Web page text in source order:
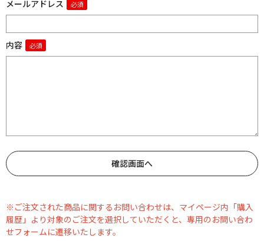
メールアドレス
内容
※ご注文された商品に関するお問い合わせは、マイページ内「購入
履歴」より対象のご注文を選択していただくと、専用のお問い合わ
せフォームに遷移いたします。